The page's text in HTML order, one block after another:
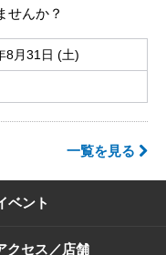
せんか？
8月31日 (土)
一覧を見る
ベント
クセス／店舗